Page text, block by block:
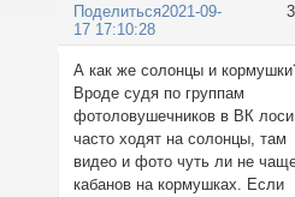
Поделиться2021-09-
17 17:10:28
А как же солонцы и
Вроде судя по группам
фотоловушечников в ВК лоси
часто ходят на солонцы, там
видео и фото чуть ли не
кабанов на кормушках. Если